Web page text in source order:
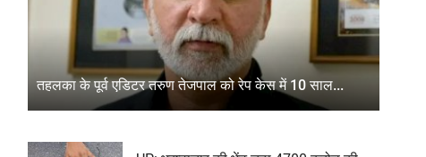
तहलका के पूर्व एडिटर तरुण तेजपाल को रेप केस में 10 साल...